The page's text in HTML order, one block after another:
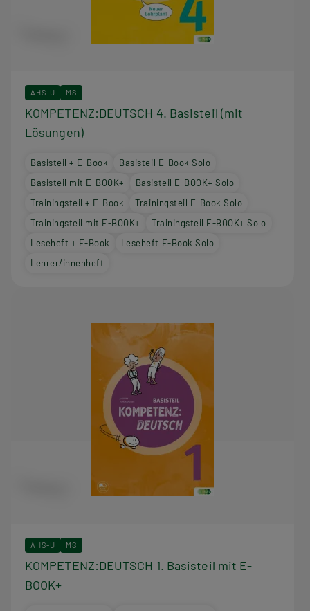
AHS-U MS
KOMPETENZ:DEUTSCH 4. Basisteil (mit
Lösungen)
Basisteil + E-Book
Basisteil E-Book Solo
Basisteil mit E-BOOK+
Basisteil E-BOOK+ Solo
Trainingsteil + E-Book
Trainingsteil E-Book Solo
Trainingsteil mit E-BOOK+
Trainingsteil E-BOOK+ Solo
Leseheft + E-Book
Leseheft E-Book Solo
Lehrer/innenheft
AHS-U MS
KOMPETENZ:DEUTSCH 1. Basisteil mit E-
BOOK+